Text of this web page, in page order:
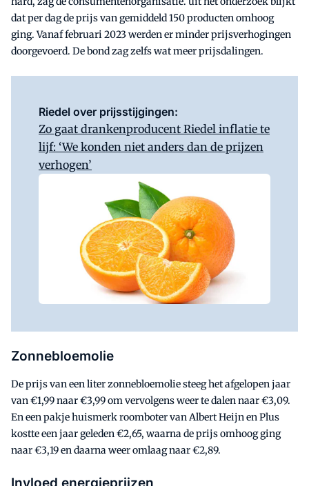
dat per dag de prijs van gemiddeld 150 producten omhoog
ging. Vanaf februari 2023 werden er minder prijsverhogingen
doorgevoerd. De bond zag zelfs wat meer prijsdalingen.
Riedel over prijsstijgingen:
Zo gaat drankenproducent Riedel inflatie te
lijf: ‘We konden niet anders dan de prijzen
verhogen’
Zonnebloemolie
De prijs van een liter zonnebloemolie steeg het afgelopen jaar
van €1,99 naar €3,99 om vervolgens weer te dalen naar €3,09.
En een pakje huismerk roomboter van Albert Heijn en Plus
kostte een jaar geleden €2,65, waarna de prijs omhoog ging
naar €3,19 en daarna weer omlaag naar €2,89.